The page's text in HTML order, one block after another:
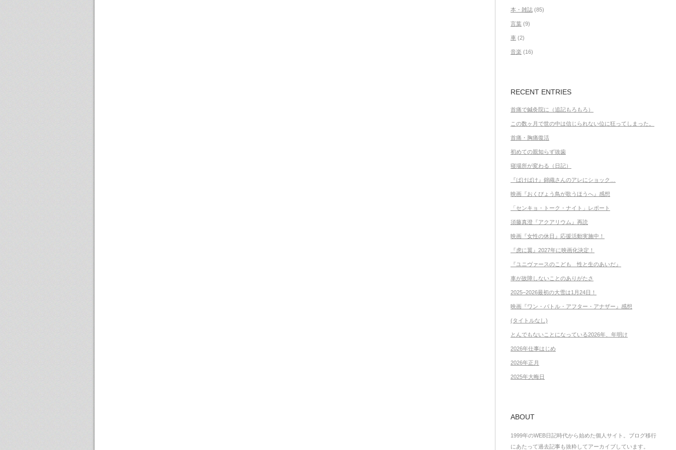
本・雑誌(85)
言葉(9)
車(2)
音楽 (16)
RECENT ENTRIES
首痛で鍼灸院に（追記もろもろ）
この数ヶ月で世の中は信じられない位に狂ってしまった。
首痛・胸痛復活
初めての親知らず抜歯
寝場所が変わる（日記）
『ばけばけ』錦織さんのアレにショック…
映画『おくびょう鳥が歌うほうへ』感想
「センキョ・トーク・ナイト」レポート
須藤真澄『アクアリウム』再読
映画『女性の休日』応援活動実施中！
『虎に翼』2027年に映画化決定！
『ユニヴァースのこども 性と生のあいだ』
車が故障しないことのありがたさ
2025−2026最初の大雪は1月24日！
映画『ワン・バトル・アフター・アナザー』感想
(タイトルなし)
とんでもないことになっている2026年、年明け
2026年仕事はじめ
2026年正月
2025年大晦日
ABOUT
1999年のWEB日記時代から始めた個人サイト。ブログ移行
にあたって過去記事も抜粋してアーカイブしています。